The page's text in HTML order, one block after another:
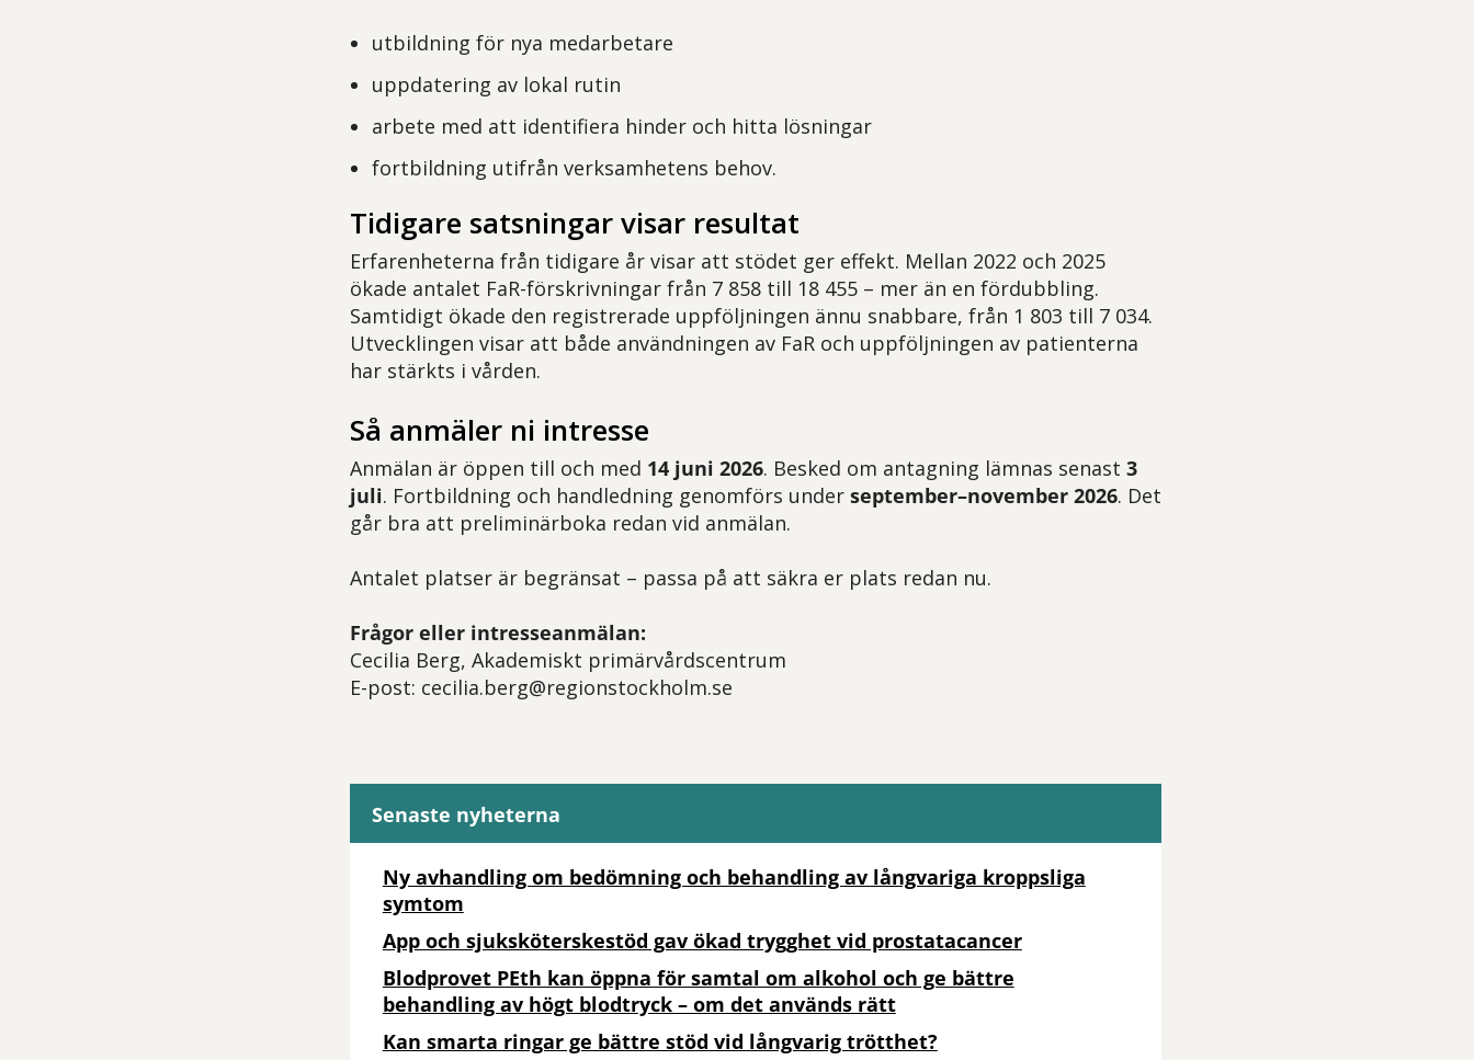
utbildning för nya medarbetare
uppdatering av lokal rutin
arbete med att identifiera hinder och hitta lösningar
fortbildning utifrån verksamhetens behov.
Tidigare satsningar visar resultat
Erfarenheterna från tidigare år visar att stödet ger effekt. Mellan 2022 och 2025
ökade antalet FaR-förskrivningar från 7 858 till 18 455 – mer än en fördubbling.
Samtidigt ökade den registrerade uppföljningen ännu snabbare, från 1 803 till 7 034.
Utvecklingen visar att både användningen av FaR och uppföljningen av patienterna
har stärkts i vården.
Så anmäler ni intresse
Anmälan är öppen till och med 14 juni 2026. Besked om antagning lämnas senast 3
juli. Fortbildning och handledning genomförs under september–november 2026. Det
går bra att preliminärboka redan vid anmälan.
Antalet platser är begränsat – passa på att säkra er plats redan nu.
Frågor eller intresseanmälan:
Cecilia Berg, Akademiskt primärvårdscentrum
E-post: cecilia.berg@regionstockholm.se
Senaste nyheterna
Ny avhandling om bedömning och behandling av långvariga kroppsliga
symtom
App och sjuksköterskestöd gav ökad trygghet vid prostatacancer
Blodprovet PEth kan öppna för samtal om alkohol och ge bättre
behandling av högt blodtryck – om det används rätt
Kan smarta ringar ge bättre stöd vid långvarig trötthet?